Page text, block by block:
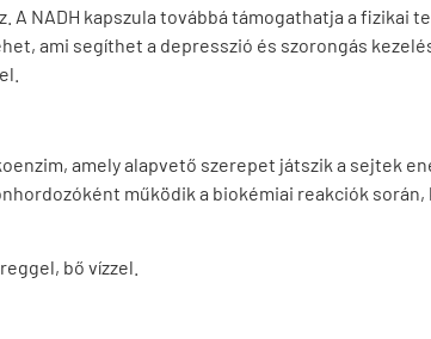
A NADH kapszula továbbá támogathatja a fizikai
ami segíthet a depresszió és szorongás
amely alapvető szerepet játszik a sejtek
működik a biokémiai reakciók során,
bő vízzel.